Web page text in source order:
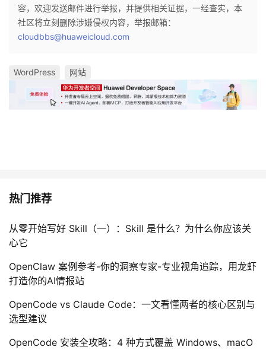
容，欢迎发送邮件进行举报，并提供相关证据，一经查实，本
社区将立刻删除涉嫌侵权内容，举报邮箱：
cloudbbs@huaweicloud.com
WordPress 网站
热门推荐
从零开始写好 Skill（一）：Skill 是什么？为什么你应该关
心它
OpenClaw 案例参考-你的洞察专家-专业视角追踪，用龙虾
打造你的AI情报站
OpenCode vs Claude Code：一文看懂两者的核心区别与
选型建议
OpenCode 安装全攻略：4 种方式覆盖 Windows、macO